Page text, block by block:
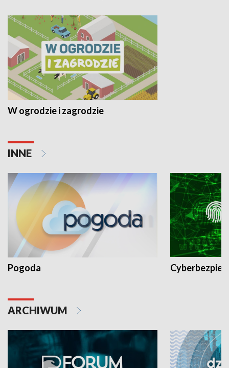
W ogrodzie i zagrodzie
INNE
Pogoda
ARCHIWUM